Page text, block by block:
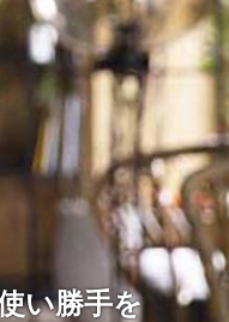
い勝手を